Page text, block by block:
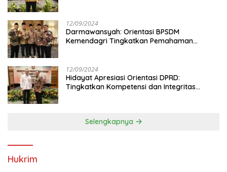
12/09/2024
Darmawansyah: Orientasi BPSDM
Kemendagri Tingkatkan Pemahaman
12/09/2024
Hidayat Apresiasi Orientasi DPRD:
Tingkatkan Kompetensi dan Integritas
Selengkapnya
Hukrim